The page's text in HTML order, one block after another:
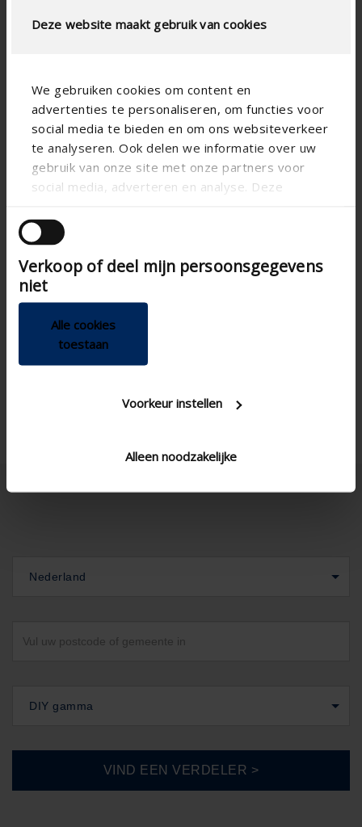
Deze website maakt gebruik van cookies
We gebruiken cookies om content en
advertenties te personaliseren, om functies voor
social media te bieden en om ons websiteverkeer
te analyseren. Ook delen we informatie over uw
gebruik van onze site met onze partners voor
social media, adverteren en analyse. Deze
andere informatie die u aan ze heeft verstrekt of
die ze hebben verzameld op basis van uw gebruik
van hun services.
Verkoop of deel mijn persoonsgegevens
niet
Alle cookies
toestaan
Voorkeur instellen
Alleen noodzakelijke
Nederland
DIY gamma